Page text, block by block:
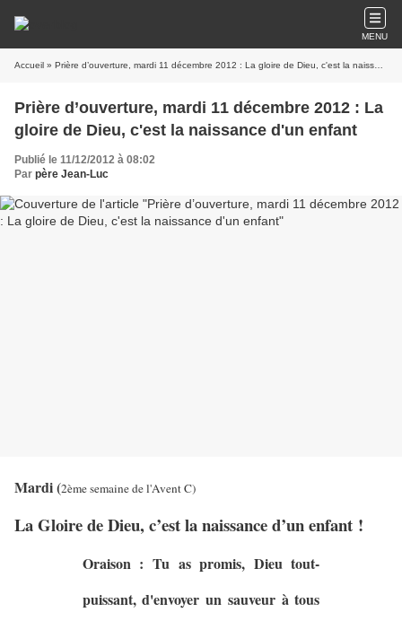
MENU
Accueil » Prière d’ouverture, mardi 11 décembre 2012 : La gloire de Dieu, c'est la naissance d'un enfant
Prière d’ouverture, mardi 11 décembre 2012 : La
gloire de Dieu, c'est la naissance d'un enfant
Publié le 11/12/2012 à 08:02
Par père Jean-Luc
Mardi (2ème semaine de l'Avent C)
La Gloire de Dieu, c’est la naissance d’un enfant !
Oraison : Tu as promis, Dieu tout-
puissant, d'envoyer un sauveur à tous